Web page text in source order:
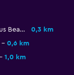
Parque Lummus Beach
0,3 km
0,6 km
1,0 km